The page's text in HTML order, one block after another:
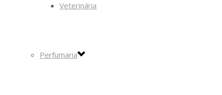
Veterinária
Perfumaria